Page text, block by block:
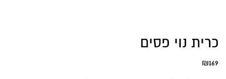
כרית נוי פסים
₪169